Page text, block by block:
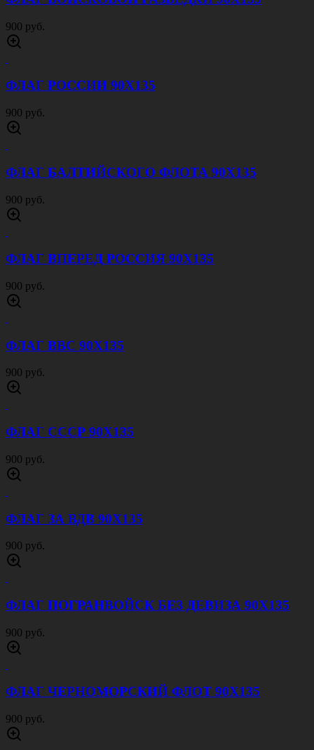
ФЛАГ СССР 90Х135
900 руб.
ФЛАГ ЗА ВДВ 90Х135
900 руб.
ФЛАГ ПОГРАНВОЙСК БЕЗ ДЕВИЗА 90Х135
900 руб.
ФЛАГ ЧЕРНОМОРСКИЙ ФЛОТ 90Х135
900 руб.
ФЛАГ СЕВЕРНОГО МОРСКОГО ФЛОТА
90Х135
900 руб.
ФЛАГ РОССИИ С ГЕРБОМ
900 руб.
Флаг ВМФ СССР 90*135
900 руб.
ОБЛОЖКА НА ВБ МОРЧАСТИ
ПОГРАНВОЙСК
130 руб.
ФЛАГ РВСН ПОСЛЕ НАС ТИШИНА 90Х135